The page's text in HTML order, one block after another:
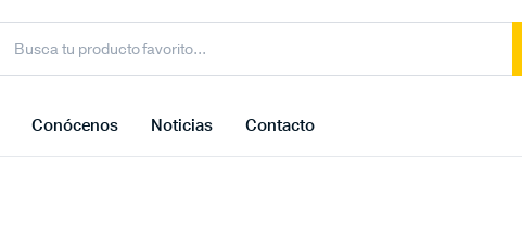
Conócenos Noticias Contacto